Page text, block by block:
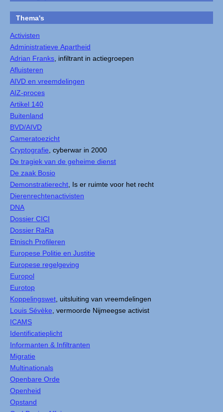
Thema's
Activisten
Administratieve Apartheid
Adrian Franks , infiltrant in actiegroepen
Afluisteren
AIVD en vreemdelingen
AIZ-proces
Artikel 140
Buitenland
BVD/AIVD
Cameratoezicht
Cryptografie , cyberwar in 2000
De tragiek van de geheime dienst
De zaak Bosio
Demonstratierecht , Is er ruimte voor het recht
Dierenrechtenactivisten
DNA
Dossier CICI
Dossier RaRa
Etnisch Profileren
Europese Politie en Justitie
Europese regelgeving
Europol
Eurotop
Koppelingswet , uitsluiting van vreemdelingen
Louis Sévèke , vermoorde Nijmeegse activist
ICAMS
Identificatieplicht
Informanten & Infiltranten
Migratie
Multinationals
Openbare Orde
Openheid
Opstand